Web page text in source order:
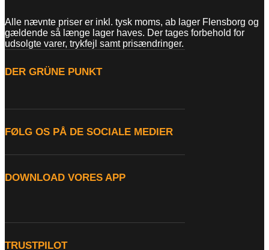
Alle nævnte priser er inkl. tysk moms, ab lager Flensborg og
gældende så længe lager haves. Der tages forbehold for
udsolgte varer, trykfejl samt prisændringer.
DER GRÜNE PUNKT
FØLG OS PÅ DE SOCIALE MEDIER
DOWNLOAD VORES APP
TRUSTPILOT